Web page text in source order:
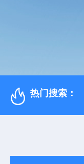
热门搜索：